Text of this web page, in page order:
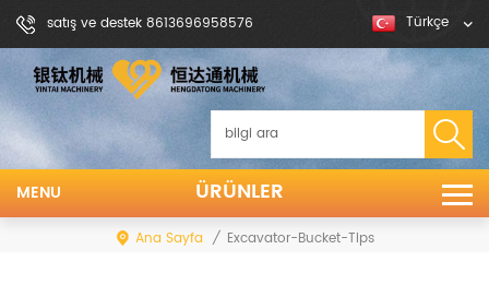
satış ve destek 8613696958576 Türkçe
ÜRÜNLER
MENU
Ana Sayfa / Excavator-Bucket-Tips